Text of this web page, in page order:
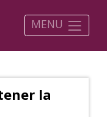
MENU
la